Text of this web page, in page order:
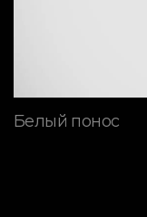
Белый понос